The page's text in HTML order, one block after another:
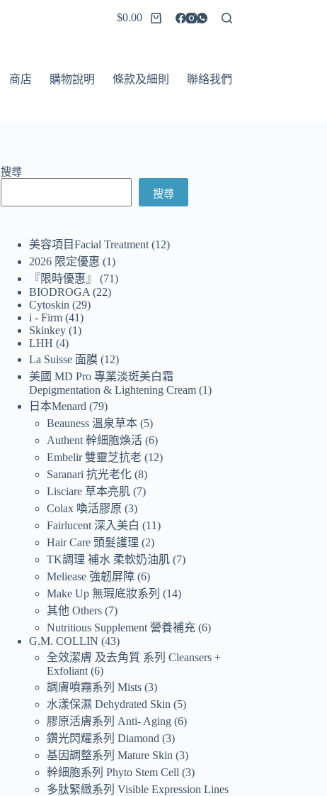
$0.00
商店 購物說明 條款及細則 聯絡我們
搜尋
搜尋
美容項目Facial Treatment 12
2026 限定優惠
1
『限時優惠』
71
BIODROGA
22
Cytoskin
29
i - Firm 41
Skinkey 1
LHH 4
La Suisse 面膜 12
美國 MD Pro 專業淡斑美白霜
Depigmentation & Lightening Cream 1
日本Menard
79
Beauness 溫泉草本 5
Authent 幹細胞煥活 6
Embelir 雙靈芝抗老 12
Saranari 抗光老化 8
Lisciare 草本亮肌 7
Colax 喚活膠原 3
Fairlucent 深入美白
11
Hair Care 頭髮護理
2
TK調理 補水 柔軟奶油肌 7
Meliease 強韌屏障 6
Make Up 無瑕底妝系列
14
其他 Others 7
Nutritious Supplement 營養補充 6
G.M. COLLIN 43
全效潔膚 及去角質 系列 Cleansers +
Exfoliant 6
調膚噴霧系列 Mists 3
水漾保濕 Dehydrated Skin
5
膠原活膚系列 Anti- Aging 6
鑽光閃耀系列 Diamond 3
基因調整系列 Mature Skin 3
幹細胞系列 Phyto Stem Cell 3
多肽緊緻系列 Visible Expression Lines